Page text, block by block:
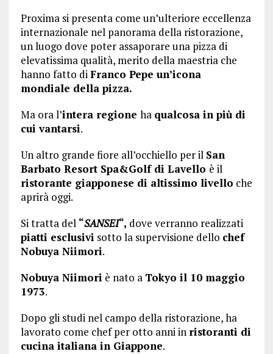
Proxima si presenta come un’ulteriore eccellenza
internazionale nel panorama della ristorazione,
un luogo dove poter assaporare una pizza di
elevatissima qualità, merito della maestria che
hanno fatto diFranco Pepe un’icona
mondiale della pizza.
Ma ora l’intera regione ha qualcosa in più di
cui vantarsi.
Un altro grande fiore all’occhiello per il San
Barbato Resort Spa&Golf di Lavello è il
ristorante giapponese di altissimo livello che
aprirà oggi.
Si tratta del “SANSEI“, dove verranno realizzati
piatti esclusivi sotto la supervisione dello chef
Nobuya Niimori.
Nobuya Niimori è nato a Tokyo il 10 maggio
1973.
Dopo gli studi nel campo della ristorazione, ha
lavorato come chef per otto anni in ristoranti di
cucina italiana in Giappone.